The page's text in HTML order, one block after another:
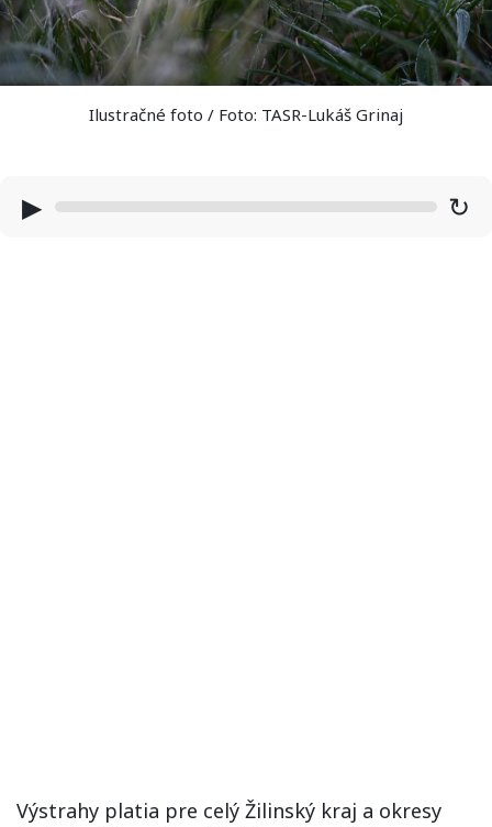
Ilustračné foto / Foto: TASR-Lukáš Grinaj
▶ ↻
Výstrahy platia pre celý Žilinský kraj a okresy